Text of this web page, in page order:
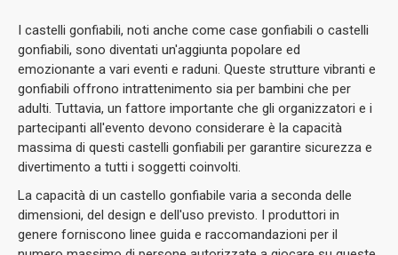
I castelli gonfiabili, noti anche come case gonfiabili o castelli
gonfiabili, sono diventati un'aggiunta popolare ed
emozionante a vari eventi e raduni. Queste strutture vibranti e
gonfiabili offrono intrattenimento sia per bambini che per
adulti. Tuttavia, un fattore importante che gli organizzatori e i
partecipanti all'evento devono considerare è la capacità
massima di questi castelli gonfiabili per garantire sicurezza e
divertimento a tutti i soggetti coinvolti.
La capacità di un castello gonfiabile varia a seconda delle
dimensioni, del design e dell'uso previsto. I produttori in
genere forniscono linee guida e raccomandazioni per il